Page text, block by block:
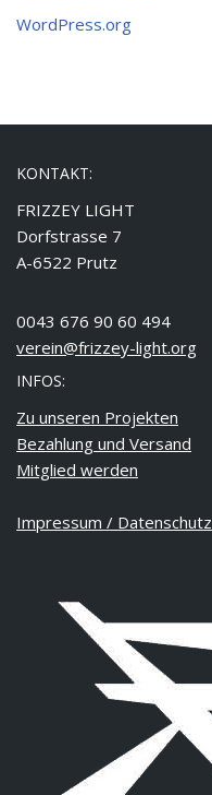
WordPress.org
KONTAKT:
FRIZZEY LIGHT
Dorfstrasse 7
A-6522 Prutz
0043 676 90 60 494
verein@frizzey-light.org
INFOS:
Zu unseren Projekten
Bezahlung und Versand
Mitglied werden
Impressum / Datenschutz